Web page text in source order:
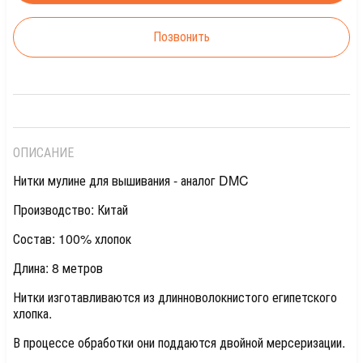
Позвонить
ОПИСАНИЕ
Нитки мулине для вышивания - аналог DMC
Производство: Китай
Состав: 100% хлопок
Длина: 8 метров
Нитки изготавливаются из длинноволокнистого египетского
хлопка.
В процессе обработки они поддаются двойной мерсеризации.